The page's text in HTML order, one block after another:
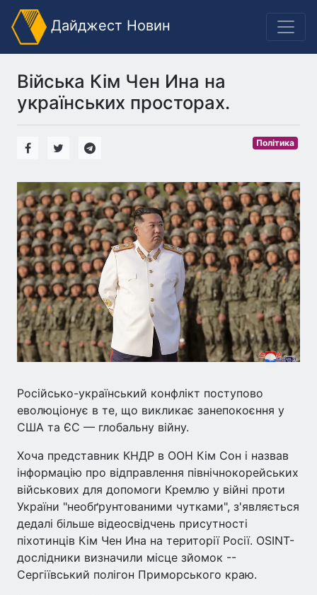
Дайджест Новин
Війська Кім Чен Ина на
українських просторах.
Політика
Російсько-український конфлікт поступово
еволюціонує в те, що викликає занепокоєння у
США та ЄС — глобальну війну.
Хоча представник КНДР в ООН Кім Сон і назвав
інформацію про відправлення північнокорейських
військових для допомоги Кремлю у війні проти
України "необґрунтованими чутками", з'являється
дедалі більше відеосвідчень присутності
піхотинців Кім Чен Ина на території Росії. OSINT-
дослідники визначили місце зйомок --
Сергіївський полігон Приморського краю.